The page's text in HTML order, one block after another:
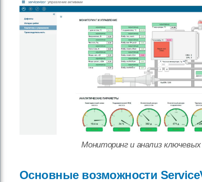
Мониторинг и анализ
Основные возможности